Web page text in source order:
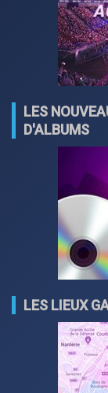
LES
D'ALBUMS
LES LIEUX